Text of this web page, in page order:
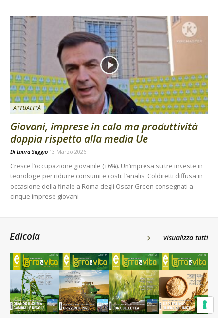
ATTUALITÀ
Giovani, imprese in calo ma produttività
doppia rispetto alla media Ue
Di Laura Saggio 13 Marzo 2026
Cresce l’occupazione giovanile (+6%). Un’impresa su tre investe in
tecnologie per ridurre consumi e costi: l’analisi Coldiretti diffusa in
occasione della finale a Roma degli Oscar Green consegnati a
cinque imprese giovani
Edicola visualizza tutti